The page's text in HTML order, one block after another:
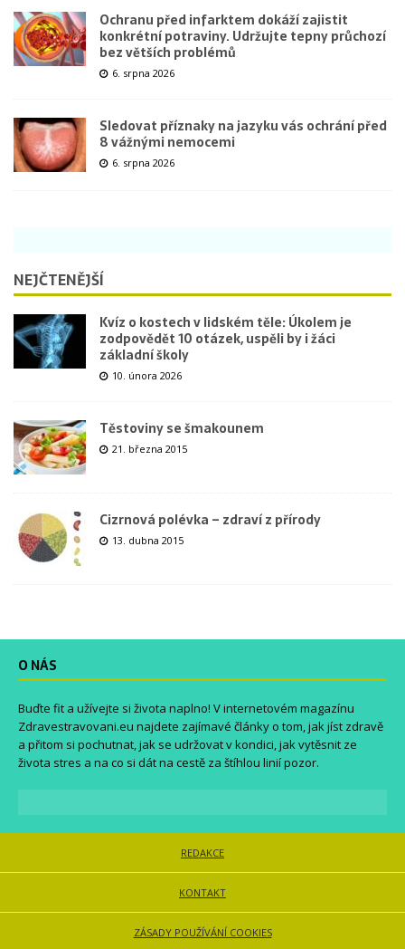
Ochranu před infarktem dokáží zajistit
konkrétní potraviny. Udržujte tepny průchozí
bez větších problémů
6. srpna 2026
Sledovat příznaky na jazyku vás ochrání před
8 vážnými nemocemi
6. srpna 2026
NEJČTENĚJŠÍ
Kvíz o kostech v lidském těle: Úkolem je
zodpovědět 10 otázek, uspěli by i žáci
základní školy
10. února 2026
Těstoviny se šmakounem
21. března 2015
Cizrnová polévka – zdraví z přírody
13. dubna 2015
O NÁS
Buďte fit a užívejte si života naplno! V internetovém magazínu
Zdravestravovani.eu najdete zajímavé články o tom, jak jíst zdravě
a přitom si pochutnat, jak se udržovat v kondici, jak vytěsnit ze
života stres a na co si dát na cestě za štíhlou linií pozor.
REDAKCE
KONTAKT
ZÁSADY POUŽÍVÁNÍ COOKIES